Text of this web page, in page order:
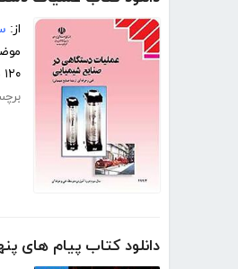
از:
۱۲۰ صفحه
دانلود کتاب پیام های